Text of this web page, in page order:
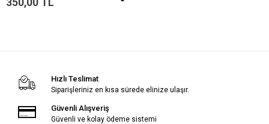
Hızlı Teslimat
Siparişleriniz en kısa sürede elinize ulaşır.
Güvenli Alışveriş
Güvenli ve kolay ödeme sistemi